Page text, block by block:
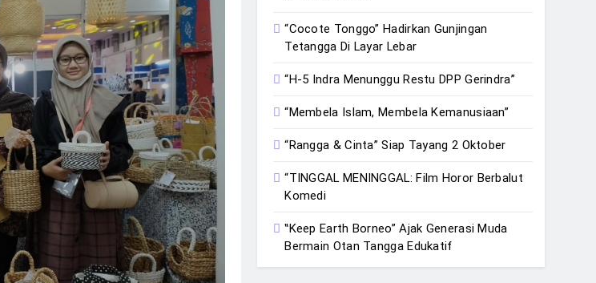
“Cocote Tonggo” Hadirkan Gunjingan
Tetangga Di Layar Lebar
“H-5 Indra Menunggu Restu DPP Gerindra”
“Membela Islam, Membela Kemanusiaan”
“Rangga & Cinta” Siap Tayang 2 Oktober
“TINGGAL MENINGGAL: Film Horor Berbalut
Komedi
‟Keep Earth Borneo” Ajak Generasi Muda
Bermain Otan Tangga Edukatif